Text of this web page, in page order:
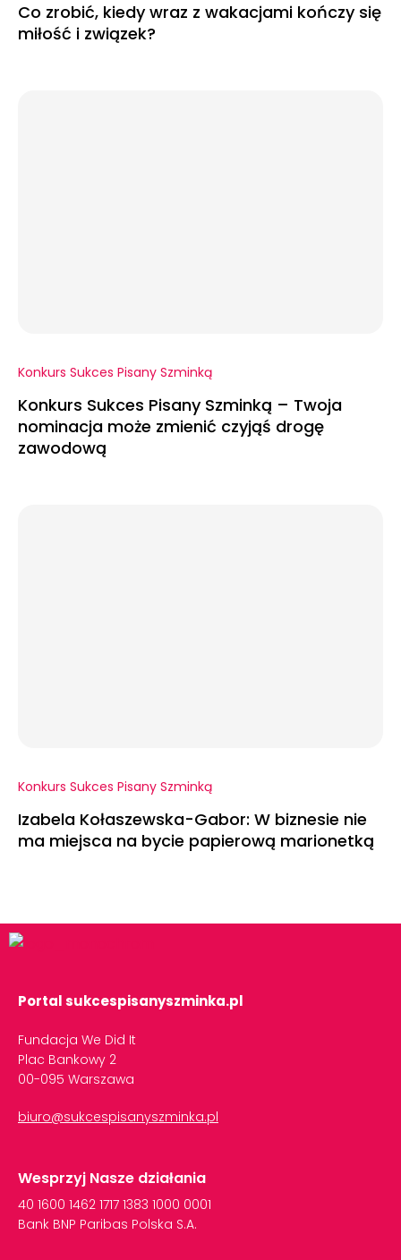
Co zrobić, kiedy wraz z wakacjami kończy się
miłość i związek?
Konkurs Sukces Pisany Szminką
Konkurs Sukces Pisany Szminką – Twoja
nominacja może zmienić czyjąś drogę
zawodową
Konkurs Sukces Pisany Szminką
Izabela Kołaszewska-Gabor: W biznesie nie
ma miejsca na bycie papierową marionetką
Portal sukcespisanyszminka.pl
Fundacja We Did It
Plac Bankowy 2
00-095 Warszawa
biuro@sukcespisanyszminka.pl
Wesprzyj Nasze działania
40 1600 1462 1717 1383 1000 0001
Bank BNP Paribas Polska S.A.